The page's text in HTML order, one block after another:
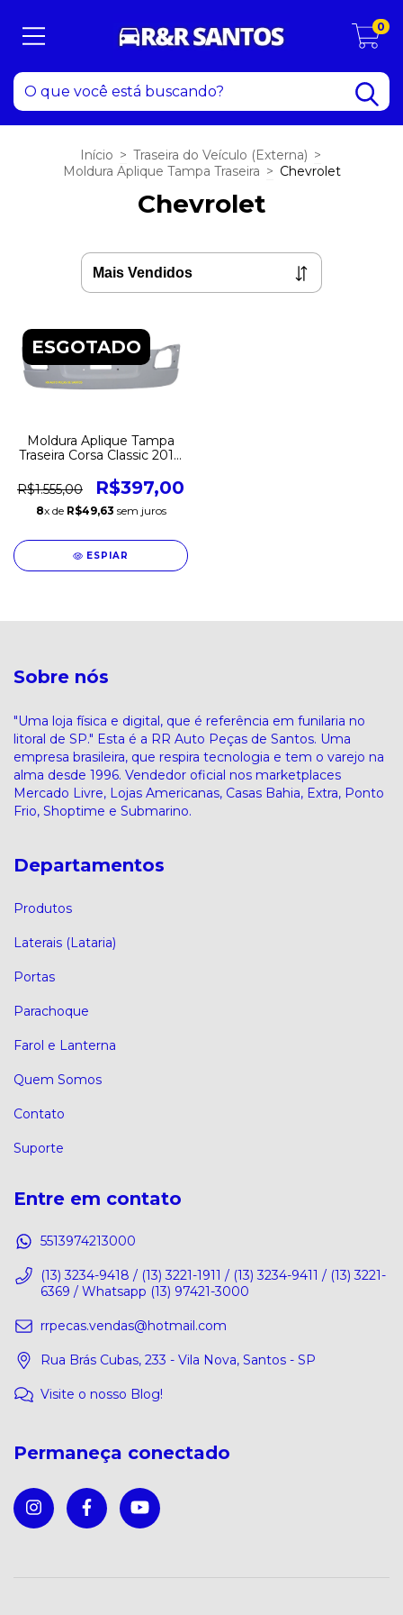
0
Início > Traseira do Veículo (Externa) >
Moldura Aplique Tampa Traseira > Chevrolet
Chevrolet
ESGOTADO
Moldura Aplique Tampa
Traseira Corsa Classic 2010
2016 2017 Original
R$1.555,00 R$397,00
8x de R$49,63 sem juros
ESPIAR
Sobre nós
"Uma loja física e digital, que é referência em funilaria no
litoral de SP." Esta é a RR Auto Peças de Santos. Uma
empresa brasileira, que respira tecnologia e tem o varejo na
alma desde 1996. Vendedor oficial nos marketplaces
Mercado Livre, Lojas Americanas, Casas Bahia, Extra, Ponto
Frio, Shoptime e Submarino.
Departamentos
Produtos
Laterais (Lataria)
Portas
Parachoque
Farol e Lanterna
Quem Somos
Contato
Suporte
Entre em contato
5513974213000
(13) 3234-9418 / (13) 3221-1911 / (13) 3234-9411 / (13) 3221-
6369 / Whatsapp (13) 97421-3000
rrpecas.vendas@hotmail.com
Rua Brás Cubas, 233 - Vila Nova, Santos - SP
Visite o nosso Blog!
Permaneça conectado